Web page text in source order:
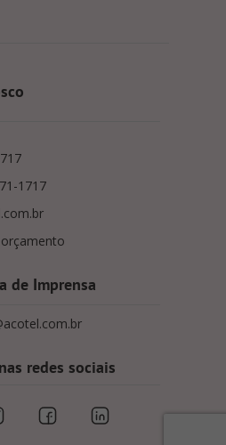
1717
de Imprensa
redes sociais